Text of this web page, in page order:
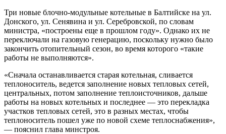
Три новые блочно-модульные котельные в Балтийске на ул.
Донского, ул. Сенявина и ул. Серебровской, по словам
министра, «построены еще в прошлом году». Однако их не
переключали на газовую генерацию, поскольку нужно было
закончить отопительный сезон, во время которого «такие
работы не выполняются».
«Сначала останавливается старая котельная, сливается
теплоноситель, ведется заполнение новых тепловых сетей,
центральных, потом заполнение теплоисточников, дальше
работы на новых котельных и последнее — это перекладка
участков тепловых сетей, это в разных местах, чтобы
теплоноситель пошел уже по новой схеме теплоснабжения»,
— пояснил глава минстроя.